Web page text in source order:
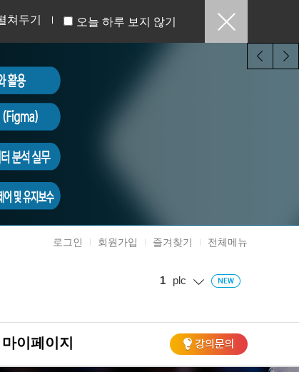
쳐두기 오늘 하루 보지 않기
로그인 회원가입 즐겨찾기 전체메뉴
1 plc
마이페이지